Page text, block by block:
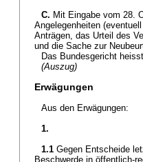
C. Mit Eingabe vom 28.
Angelegenheiten
Anträgen, das Urteil des
und die Sache zur
Das Bundesgericht
(Auszug)
Erwägungen
Aus den Erwägungen:
1.
1.1 Gegen Entscheide
Beschwerde in öffentlich-